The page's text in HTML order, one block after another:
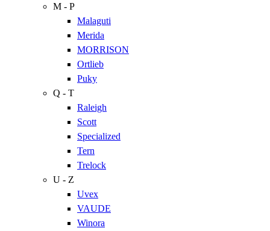
M - P
Malaguti
Merida
MORRISON
Ortlieb
Puky
Q - T
Raleigh
Scott
Specialized
Tern
Trelock
U - Z
Uvex
VAUDE
Winora